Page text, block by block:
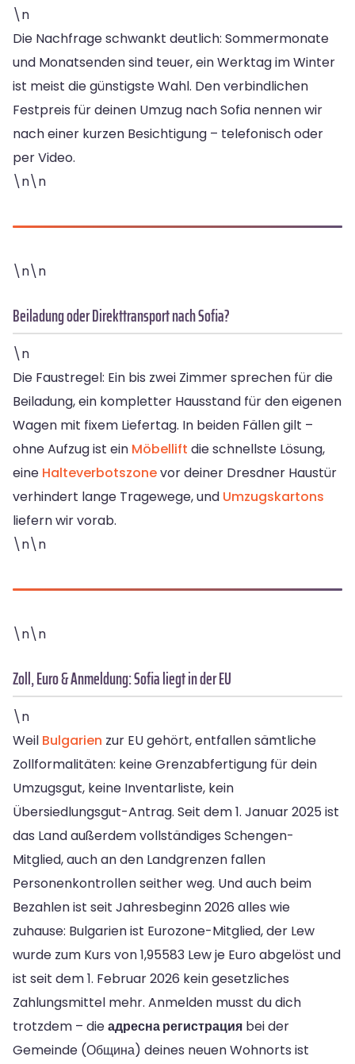
\n
Die Nachfrage schwankt deutlich: Sommermonate
und Monatsenden sind teuer, ein Werktag im Winter
ist meist die günstigste Wahl. Den verbindlichen
Festpreis für deinen Umzug nach Sofia nennen wir
nach einer kurzen Besichtigung – telefonisch oder
per Video.
\n\n
\n\n
Beiladung oder Direkttransport nach Sofia?
\n
Die Faustregel: Ein bis zwei Zimmer sprechen für die
Beiladung, ein kompletter Hausstand für den eigenen
Wagen mit fixem Liefertag. In beiden Fällen gilt –
ohne Aufzug ist ein Möbellift die schnellste Lösung,
eine Halteverbotszonevor deiner Dresdner Haustür
verhindert lange Tragewege, und Umzugskartons
liefern wir vorab.
\n\n
\n\n
Zoll, Euro & Anmeldung: Sofia liegt in der EU
\n
Weil Bulgarien zur EU gehört, entfallen sämtliche
Zollformalitäten: keine Grenzabfertigung für dein
Umzugsgut, keine Inventarliste, kein
Übersiedlungsgut-Antrag. Seit dem 1. Januar 2025 ist
das Land außerdem vollständiges Schengen-
Mitglied, auch an den Landgrenzen fallen
Personenkontrollen seither weg. Und auch beim
Bezahlen ist seit Jahresbeginn 2026 alles wie
zuhause: Bulgarien ist Eurozone-Mitglied, der Lew
wurde zum Kurs von 1,95583 Lew je Euro abgelöst und
ist seit dem 1. Februar 2026 kein gesetzliches
Zahlungsmittel mehr. Anmelden musst du dich
trotzdem – dieадресна регистрация bei der
Gemeinde (Община) deines neuen Wohnorts ist